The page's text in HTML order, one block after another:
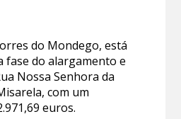
do Mondego, está
fase do alargamento e
Nossa Senhora da
com um
euros.